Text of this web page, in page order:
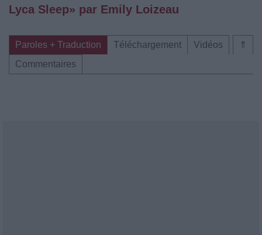
Lyca Sleep» par Emily Loizeau
⇑
Paroles + Traduction Téléchargement
Vidéos
Commentaires